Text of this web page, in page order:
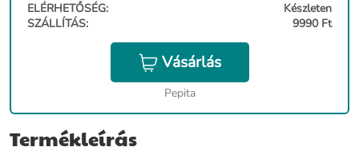
ELÉRHETŐSÉG:
Készleten
SZÁLLÍTÁS:
9990 Ft
Vásárlás
Pepita
Termékleírás